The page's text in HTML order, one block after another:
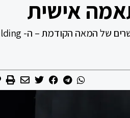
אישית